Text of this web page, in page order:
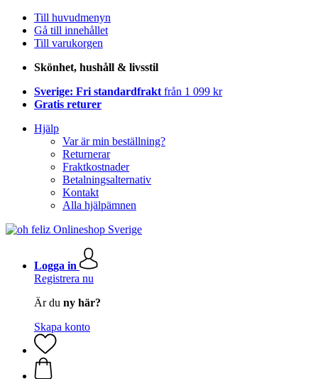
Till huvudmenyn
Gå till innehållet
Till varukorgen
Skönhet, hushåll & livsstil
Sverige: Fri standardfrakt från 1 099 kr
Gratis returer
Hjälp
Var är min beställning?
Returnerar
Fraktkostnader
Betalningsalternativ
Kontakt
Alla hjälpämnen
Logga in
Registrera nu
Är du ny här?
Skapa konto